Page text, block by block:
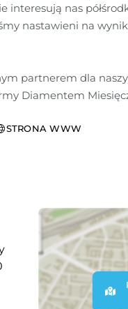
interesują nas
nastawieni na
partnerem dla
Diamentem
STRONA WWW